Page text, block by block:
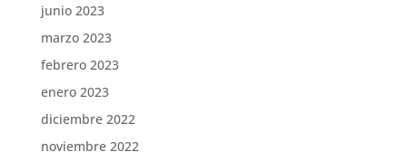
junio 2023
marzo 2023
febrero 2023
enero 2023
diciembre 2022
noviembre 2022